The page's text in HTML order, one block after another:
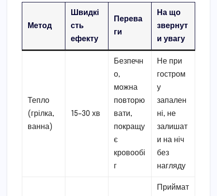
Метод
Швидкі
сть
ефекту
Перева
ги
На що
звернут
и увагу
Тепло
(грілка,
ванна)
15–30 хв
Безпечн
о,
можна
повторю
вати,
покращу
є
кровообі
г
Не при
гостром
у
запален
ні, не
залишат
и на ніч
без
нагляду
Приймат